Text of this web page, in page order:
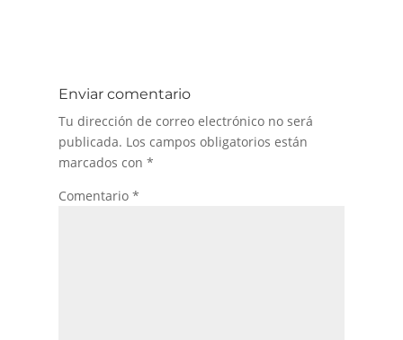
Enviar comentario
Tu dirección de correo electrónico no será
publicada. Los campos obligatorios están
marcados con *
Comentario *